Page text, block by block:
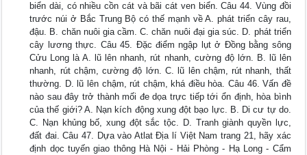
biển dài, có nhiều cồn cát và bãi cát ven biển. Câu 44. Vùng đồi
trước núi ở Bắc Trung Bộ có thế mạnh về A. phát triển cây rau,
đậu. B. chăn nuôi gia cầm. C. chăn nuôi đại gia súc. D. phát triển
cây lương thực. Câu 45. Đặc điểm ngập lụt ở Đồng bằng sông
Cửu Long là A. lũ lên nhanh, rút nhanh, cường độ lớn. B. lũ lên
nhanh, rút chậm, cường độ lớn. C. lũ lên chậm, rút nhanh, thất
thường. D. lũ lên chậm, rút chậm, khá điều hòa. Câu 46. Vấn đề
nào sau đây trở thành mối đe dọa trực tiếp tới ổn định, hòa bình
của thế giới? A. Nạn kích động xung đột bạo lực. B. Di cư tự do.
C. Nạn khủng bố, xung đột sắc tộc. D. Tranh giành quyền lực,
đất đai. Câu 47. Dựa vào Atlat Địa lí Việt Nam trang 21, hãy xác
định dọc tuyến giao thông Hà Nội - Hải Phòng - Hạ Long - Cẩm